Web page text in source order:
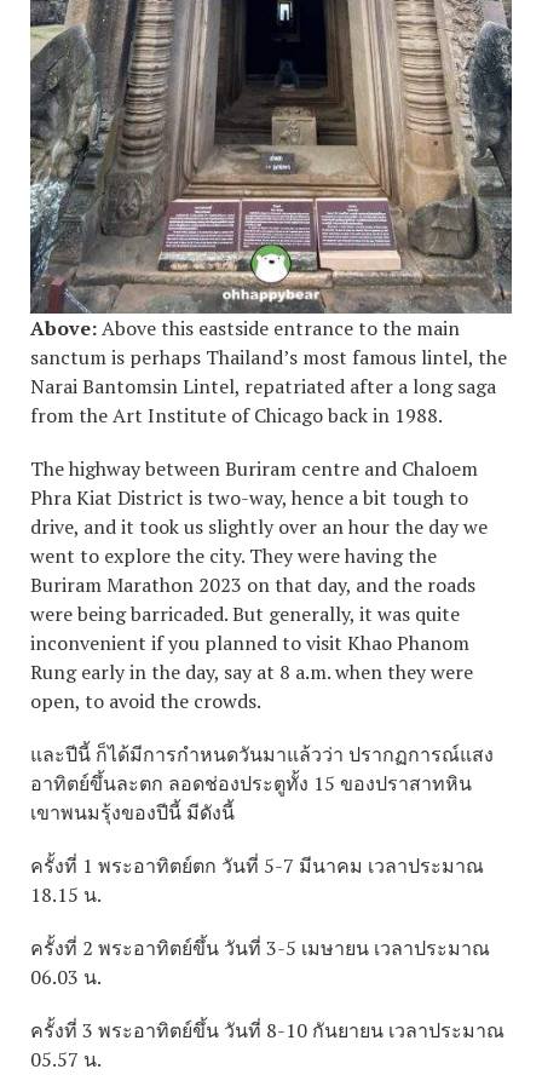
Above:Above this eastside entrance to the main
sanctum is perhaps Thailand’s most famous lintel, the
Narai Bantomsin Lintel, repatriated after a long saga
from the Art Institute of Chicago back in 1988.
The highway between Buriram centre and Chaloem
Phra Kiat District is two-way, hence a bit tough to
drive, and it took us slightly over an hour the day we
went to explore the city. They were having the
Buriram Marathon 2023 on that day, and the roads
were being barricaded. But generally, it was quite
inconvenient if you planned to visit Khao Phanom
Rung early in the day, say at 8 a.m. when they were
open, to avoid the crowds.
และปีนี้ ก็ได้มีการกำหนดวันมาแล้วว่า ปรากฏการณ์แสง
อาทิตย์ขึ้นละตก ลอดช่องประตูทั้ง 15 ของปราสาทหิน
เขาพนมรุ้งของปีนี้ มีดังนี้
ครั้งที่ 1 พระอาทิตย์ตก วันที่ 5-7 มีนาคม เวลาประมาณ
18.15 น.
ครั้งที่ 2 พระอาทิตย์ขึ้น วันที่ 3-5 เมษายน เวลาประมาณ
06.03 น.
ครั้งที่ 3 พระอาทิตย์ขึ้น วันที่ 8-10 กันยายน เวลาประมาณ
05.57 น.